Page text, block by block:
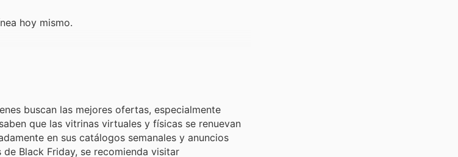
hoy mismo.
buscan las mejores ofertas, especialmente
que las vitrinas virtuales y físicas se renuevan
en sus catálogos semanales y anuncios
Black Friday, se recomienda visitar